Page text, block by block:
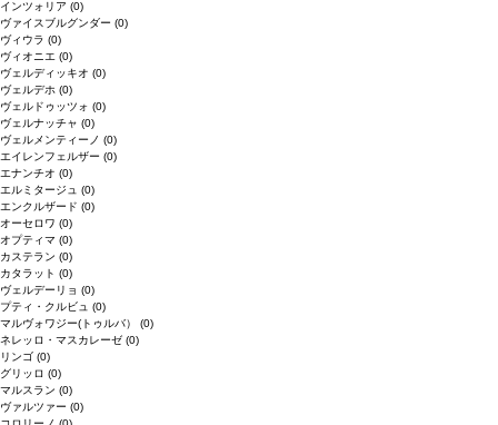
インツォリア (0)
ヴァイスブルグンダー (0)
ヴィウラ (0)
ヴィオニエ (0)
ヴェルディッキオ (0)
ヴェルデホ (0)
ヴェルドゥッツォ (0)
ヴェルナッチャ (0)
ヴェルメンティーノ (0)
エイレンフェルザー (0)
エナンチオ (0)
エルミタージュ (0)
エンクルザード (0)
オーセロワ (0)
オプティマ (0)
カステラン (0)
カタラット (0)
ヴェルデーリョ (0)
プティ・クルビュ (0)
マルヴォワジー(トゥルバ） (0)
ネレッロ・マスカレーゼ (0)
リンゴ (0)
グリッロ (0)
マルスラン (0)
ヴァルツァー (0)